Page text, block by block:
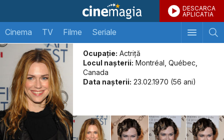
DESCARCA
APLICATIA
Cinema TV Filme Seriale
Ocupație: Actriţă
Locul naşterii: Montréal, Québec,
Canada
Data naşterii: 23.02.1970 (56 ani)